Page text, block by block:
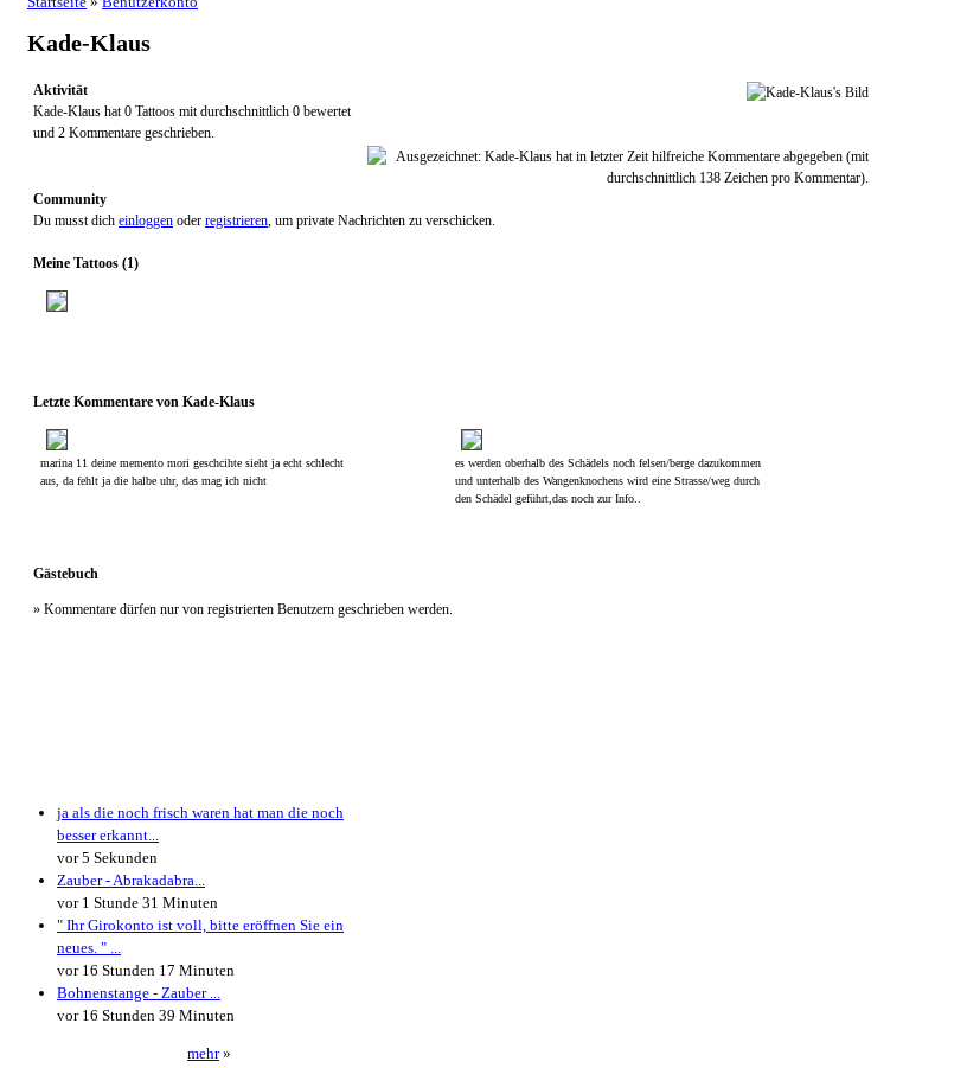
Kade-Klaus
Aktivität
Kade-Klaus hat 0 Tattoos mit durchschnittlich 0 bewertet
und 2 Kommentare geschrieben.
Community
Du musst dich einloggen oder registrieren, um private Nachrichten zu verschicken.
Meine Tattoos (1)
Letzte Kommentare von Kade-Klaus
marina 11 deine memento mori geschcihte sieht ja echt schlecht
aus, da fehlt ja die halbe uhr, das mag ich nicht
es werden oberhalb des Schädels noch felsen/berge dazukommen
und unterhalb des Wangenknochens wird eine Strasse/weg durch
den Schädel geführt,das noch zur Info..
Gästebuch
» Kommentare dürfen nur von registrierten Benutzern geschrieben werden.
ja als die noch frisch waren hat man die noch
besser erkannt...
vor 5 Sekunden
Zauber - Abrakadabra...
vor 1 Stunde 31 Minuten
" Ihr Girokonto ist voll, bitte eröffnen Sie ein
neues. " ...
vor 16 Stunden 17 Minuten
Bohnenstange - Zauber ...
vor 16 Stunden 39 Minuten
mehr»